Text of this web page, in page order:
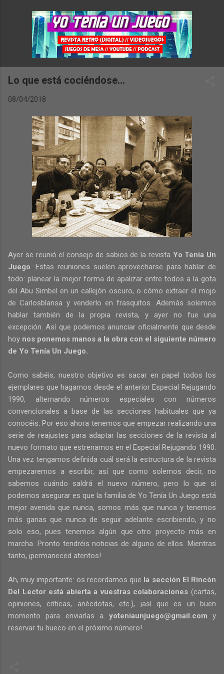
Ir al contenido principal
Lo que está cociéndose...
08/04/2018
Ayer se reunió el consejo de sabios de la revista Yo Tenía Un
Juego. Estas reuniones suelen aprovecharse para hablar de
todo: planear la mejor forma de apalizar entre todos a la gota
del Abu Simbel en un callejón oscuro, o cómo extraer el mojo
de Carlosblansa y venderlo en frasquitos. Además solemos
hablar también de la propia revista, y ayer no fue una
excepción. Así que podemos anunciar oficialmente que desde
hoy nos ponemos manos a la obra con el siguiente número
de Yo Tenía Un Juego.
Como sabéis, nuestro objetivo es sacar en papel todos los
ejemplares que hagamos desde el anterior Especial Rejugando
1990, alternando números especiales con números
convencionales a base de las secciones habituales que ya
conocéis. Por eso ahora tenemos que empezar realizando una
serie de reajustes para adaptar las secciones de la revista al
nuevo formato que estrenamos en el Especial Rejugando 1990.
Una vez tengamos definida cuál será la estructura de la revista
empezaremos a escribir, así que como solemos decir, no
sabemos cuándo saldrá el nuevo número, pero lo que sí
podemos asegurar es que la familia de Yo Tenía Un Juego está
mejor avenida que nunca, somos más que nunca y tenemos
más ganas que nunca de seguir adelante escribiendo, y no
solo eso, pues tenemos algún que otro proyecto más en
marcha. Pronto tendréis noticias de alguno de ellos. Mientras
tanto, ¡permaneced atentos!
Ah, muy importante: os recordamos que la sección El Rincón
Del Lector está abierta a vuestras colaboraciones (cartas,
opiniones, críticas, anécdotas, etc.), ¡así que es un buen
momento para enviarlas a yoteniaunjuego@gmail.com y
reservar tu hueco en el próximo número!